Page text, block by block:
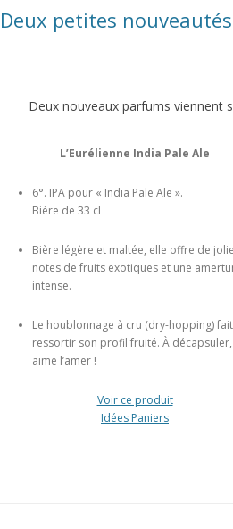
Deux petites
Deux nouveaux parfums viennent
L’Eurélienne India Pale Ale
6°. IPA pour « India Pale Ale ».
Bière de 33 cl
Bière légère et maltée, elle offre de
notes de fruits exotiques et une
intense.
Le houblonnage à cru (dry-hopping) fait
ressortir son profil fruité. À décapsuler,
aime l’amer !
Voir ce produit
Idées Paniers